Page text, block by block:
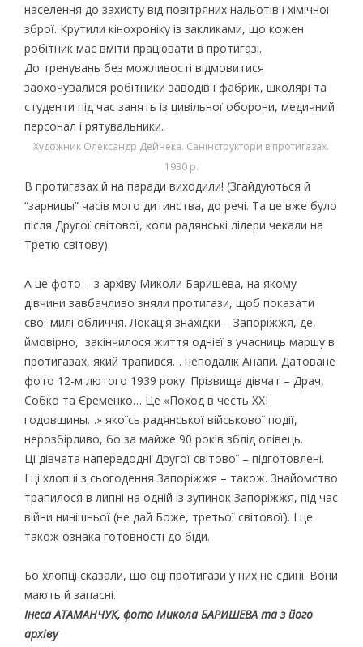
населення до захисту від повітряних нальотів і хімічної
зброї. Крутили кінохроніку із закликами, що кожен
робітник має вміти працювати в протигазі.
До тренувань без можливості відмовитися
заохочувалися робітники заводів і фабрик, школярі та
студенти під час занять із цивільної оборони, медичний
персонал і рятувальники.
Художник Олександр Дейнека. Санінструктори в протигазах.
1930 р.
В протигазах й на паради виходили! (Згайдуються й
“зарницы” часів мого дитинства, до речі. Та це вже було
після Другої світової, коли радянські лідери чекали на
Третю світову).
А це фото – з архіву Миколи Баришева, на якому
дівчини завбачливо зняли протигази, щоб показати
свої милі обличчя. Локація знахідки – Запоріжжя, де,
ймовірно, закінчилося життя однієї з учасниць маршу в
протигазах, який трапився… неподалік Анапи. Датоване
фото 12-м лютого 1939 року. Прізвища дівчат – Драч,
Собко та Єременко… Це «Поход в честь XXI
годовщины…» якоїсь радянської військової події,
нерозбірливо, бо за майже 90 років зблід олівець.
Ці дівчата напередодні Другої світової – підготовлені.
І ці хлопці з сьогодення Запоріжжя – також. Знайомство
трапилося в липні на одній із зупинок Запоріжжя, під час
війни нинішньої (не дай Боже, третьої світової). І це
також ознака готовності до біди.
Бо хлопці сказали, що оці протигази у них не єдині. Вони
мають й запасні.
Інеса АТАМАНЧУК, фото Микола БАРИШЕВА та з його
архіву